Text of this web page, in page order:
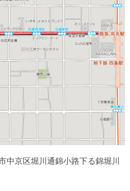
中京区堀川通錦小路下る錦堀川